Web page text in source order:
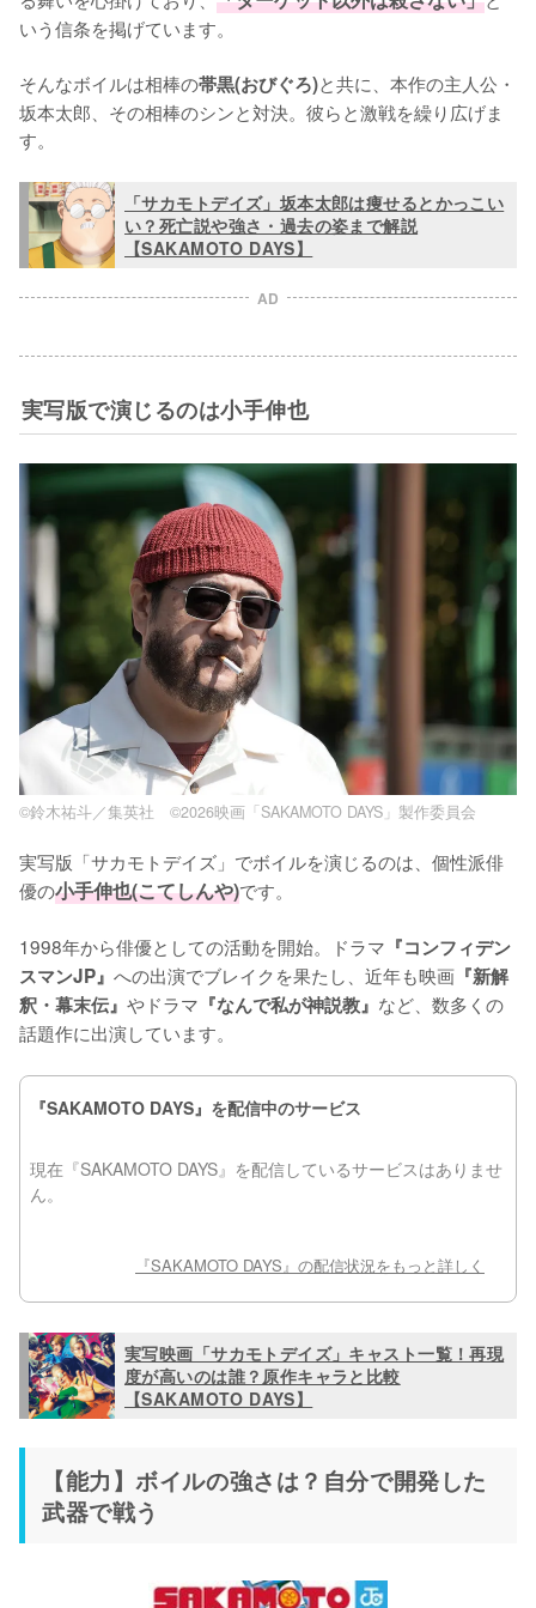
いう信条を掲げています。
そんなボイルは相棒の帯黒(おびぐろ)と共に、本作の主人公・
坂本太郎、その相棒のシンと対決。彼らと激戦を繰り広げま
す。
「サカモトデイズ」坂本太郎は痩せるとかっこい
い？死亡説や強さ・過去の姿まで解説
【SAKAMOTO DAYS】
AD
実写版で演じるのは小手伸也
©鈴木祐斗／集英社 ©2026映画「SAKAMOTO DAYS」製作委員会
実写版「サカモトデイズ」でボイルを演じるのは、個性派俳
優の小手伸也(こてしんや)です。
1998年から俳優としての活動を開始。ドラマ 『コンフィデン
スマンJP』 への出演でブレイクを果たし、近年も映画 『新解
釈・幕末伝』 やドラマ 『なんで私が神説教』 など、数多くの
話題作に出演しています。
実写映画「サカモトデイズ」キャスト一覧！再現
度が高いのは誰？原作キャラと比較
【SAKAMOTO DAYS】
【能力】ボイルの強さは？自分で開発した
武器で戦う